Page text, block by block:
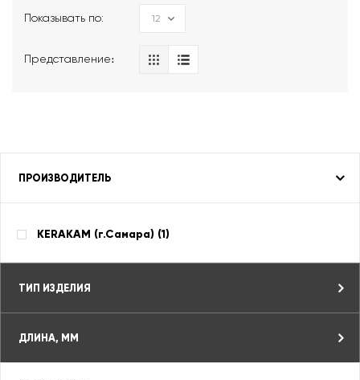
Показывать по:
Представление։
ПРОИЗВОДИТЕЛЬ
KERAKAM (г.Самара) (1)
ТИП ИЗДЕЛИЯ
ДЛИНА, ММ